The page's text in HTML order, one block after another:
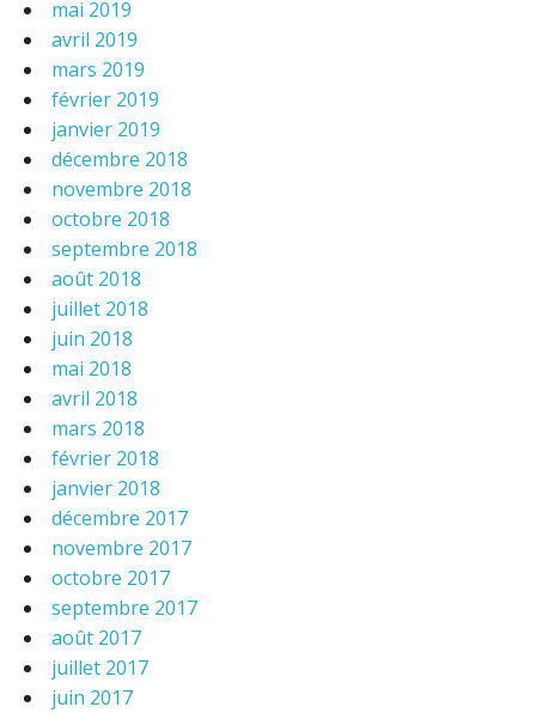
mai 2019
avril 2019
mars 2019
février 2019
janvier 2019
décembre 2018
novembre 2018
octobre 2018
septembre 2018
août 2018
juillet 2018
juin 2018
mai 2018
avril 2018
mars 2018
février 2018
janvier 2018
décembre 2017
novembre 2017
octobre 2017
septembre 2017
août 2017
juillet 2017
juin 2017